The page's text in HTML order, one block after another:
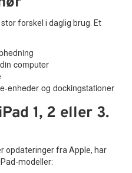
forskel i daglig brug. Et
computer
enheder og dockingstationer
1, 2 eller 3.
opdateringer fra Apple, har
modeller: